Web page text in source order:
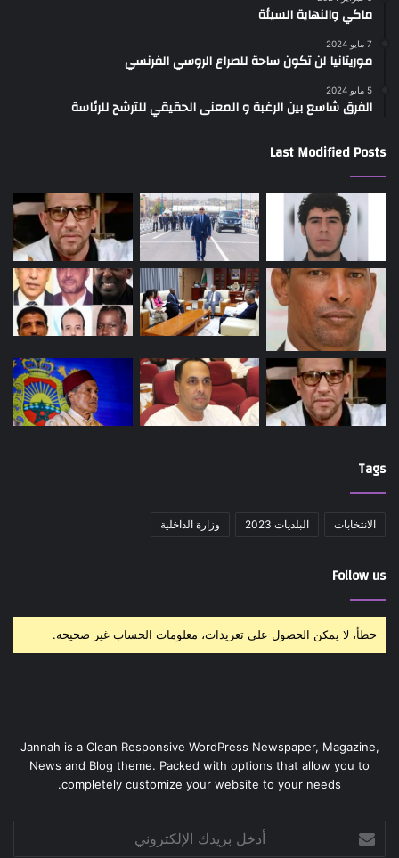
ماكي والنهاية السيئة
7 مايو 2024
موريتانيا لن تكون ساحة للصراع الروسي الفرنسي
5 مايو 2024
الفرق شاسع بين الرغبة و المعنى الحقيقي للترشح للرئاسة
Last Modified Posts
Tags
الانتخابات البلديات 2023 وزارة الداخلية
Follow us
خطأ، لا يمكن الحصول على تغريدات، معلومات الحساب غير صحيحة.
Jannah is a Clean Responsive WordPress Newspaper, Magazine,
News and Blog theme. Packed with options that allow you to
completely customize your website to your needs.
بريدك